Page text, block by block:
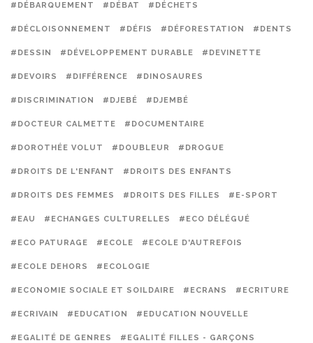
#DÉBARQUEMENT #DÉBAT #DÉCHETS
#DÉCLOISONNEMENT #DÉFIS #DÉFORESTATION #DENTS
#DESSIN #DÉVELOPPEMENT DURABLE #DEVINETTE
#DEVOIRS #DIFFÉRENCE #DINOSAURES
#DISCRIMINATION #DJEBÉ #DJEMBÉ
#DOCTEUR CALMETTE #DOCUMENTAIRE
#DOROTHÉE VOLUT #DOUBLEUR #DROGUE
#DROITS DE L'ENFANT #DROITS DES ENFANTS
#DROITS DES FEMMES #DROITS DES FILLES #E-SPORT
#EAU #ECHANGES CULTURELLES #ECO DÉLÉGUÉ
#ECO PATURAGE #ECOLE #ECOLE D'AUTREFOIS
#ECOLE DEHORS #ECOLOGIE
#ECONOMIE SOCIALE ET SOILDAIRE #ECRANS #ECRITURE
#ECRIVAIN #EDUCATION #EDUCATION NOUVELLE
#EGALITÉ DE GENRES #EGALITÉ FILLES - GARÇONS